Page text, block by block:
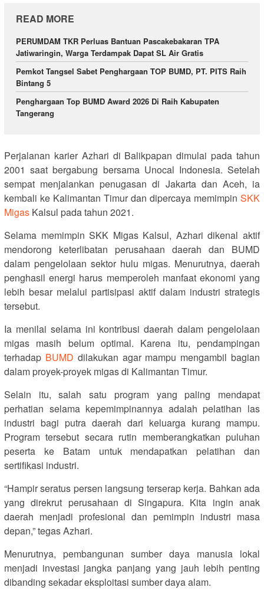
READ MORE
PERUMDAM TKR Perluas Bantuan Pascakebakaran TPA
Jatiwaringin, Warga Terdampak Dapat SL Air Gratis
Pemkot Tangsel Sabet Penghargaan TOP BUMD, PT. PITS Raih
Bintang 5
Penghargaan Top BUMD Award 2026 ‎Di Raih Kabupaten
Tangerang
Perjalanan karier Azhari di Balikpapan dimulai pada tahun
2001 saat bergabung bersama Unocal Indonesia. Setelah
sempat menjalankan penugasan di Jakarta dan Aceh, ia
kembali ke Kalimantan Timur dan dipercaya memimpin SKK
Migas Kalsul pada tahun 2021.
Selama memimpin SKK Migas Kalsul, Azhari dikenal aktif
mendorong keterlibatan perusahaan daerah dan BUMD
dalam pengelolaan sektor hulu migas. Menurutnya, daerah
penghasil energi harus memperoleh manfaat ekonomi yang
lebih besar melalui partisipasi aktif dalam industri strategis
tersebut.
Ia menilai selama ini kontribusi daerah dalam pengelolaan
migas masih belum optimal. Karena itu, pendampingan
terhadap BUMD dilakukan agar mampu mengambil bagian
dalam proyek-proyek migas di Kalimantan Timur.
Selain itu, salah satu program yang paling mendapat
perhatian selama kepemimpinannya adalah pelatihan las
industri bagi putra daerah dari keluarga kurang mampu.
Program tersebut secara rutin memberangkatkan puluhan
peserta ke Batam untuk mendapatkan pelatihan dan
sertifikasi industri.
“Hampir seratus persen langsung terserap kerja. Bahkan ada
yang direkrut perusahaan di Singapura. Kita ingin anak
daerah menjadi profesional dan pemimpin industri masa
depan,” tegas Azhari.
Menurutnya, pembangunan sumber daya manusia lokal
menjadi investasi jangka panjang yang jauh lebih penting
dibanding sekadar eksploitasi sumber daya alam.